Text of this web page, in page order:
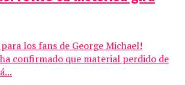
los fans de George Michael!
confirmado que material perdido de